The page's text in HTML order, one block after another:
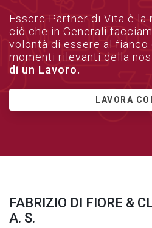
Essere Partner di Vita è la
ciò che in Generali
volontà di essere al
momenti rilevanti della
di un Lavoro.
LAVORA
FABRIZIO DI FIORE &
A. S.